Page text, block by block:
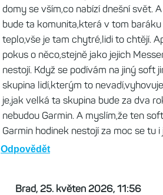
domy se vším,co nabízí dnešní svět.
bude ta komunita,která v tom
teplo,vše je tam chytré,lidi to chtějí.
pokus o něco,stejně jako jejich
nestojí. Když se podívám na jiný soft
skupina lidí,kterým to
je,jak velká ta skupina bude za dva
nebudou Garmin. A myslím,že ten
Garmin hodinek nestojí za moc se tu
Odpovědět
Brad, 25. květen 2026, 11:56